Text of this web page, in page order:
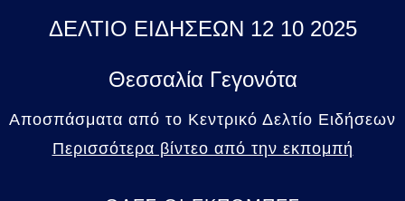
ΔΕΛΤΙΟ ΕΙΔΗΣΕΩΝ 12 10 2025
Θεσσαλία Γεγονότα
Αποσπάσματα από το Κεντρικό Δελτίο Ειδήσεων
Περισσότερα βίντεο από την εκπομπή